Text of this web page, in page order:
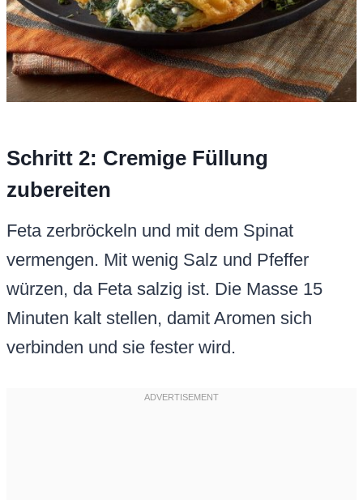
Schritt 2: Cremige Füllung
zubereiten
Feta zerbröckeln und mit dem Spinat
vermengen. Mit wenig Salz und Pfeffer
würzen, da Feta salzig ist. Die Masse 15
Minuten kalt stellen, damit Aromen sich
verbinden und sie fester wird.